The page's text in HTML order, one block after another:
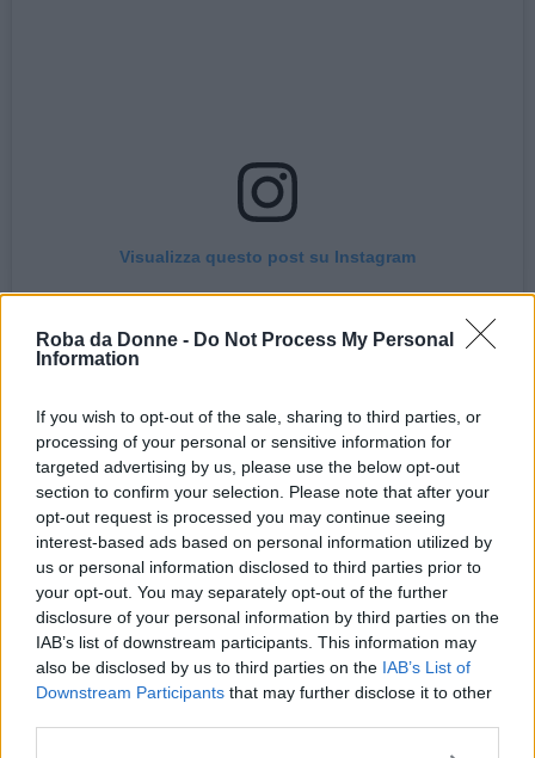
Roba da Donne - Do Not Process My Personal
Information
If you wish to opt-out of the sale, sharing to third parties, or
processing of your personal or sensitive information for
targeted advertising by us, please use the below opt-out
section to confirm your selection. Please note that after your
opt-out request is processed you may continue seeing
interest-based ads based on personal information utilized by
us or personal information disclosed to third parties prior to
your opt-out. You may separately opt-out of the further
disclosure of your personal information by third parties on the
IAB’s list of downstream participants. This information may
also be disclosed by us to third parties on the IAB’s List of
Downstream Participants that may further disclose it to other
Visualizza questo post su Instagram
Un post condiviso da Amber Heard (@amberheard)
Johnny Depp avevafatto causaall’exmoglie,
chiedendo 50 milioni di dollari di danni, dopo
l’articolo nel quale lei si autodefiniva come una
“figura pubblica vittima di violenza